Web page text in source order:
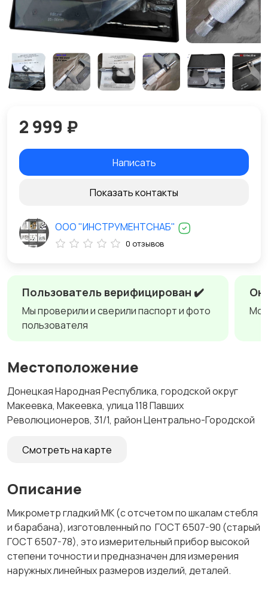
Пользователь верифицирован ✔️
Мы проверили и сверили паспорт и фото
пользователя
Местоположение
Донецкая Народная Республика, городской округ
Макеевка, Макеевка, улица 118 Павших
Революционеров, 31/1, район Центрально-Городской
Смотреть на карте
Описание
Микрометр гладкий МК (с отсчетом по шкалам стебля
и барабана), изготовленный по ГОСТ 6507-90 (старый
ГОСТ 6507-78), это измерительный прибор высокой
степени точности и предназначен для измерения
наружных линейных размеров изделий, деталей.
2 999 ₽
Написать
Показать контакты
ООО "ИНСТРУМЕНТСНАБ"
0 отзывов